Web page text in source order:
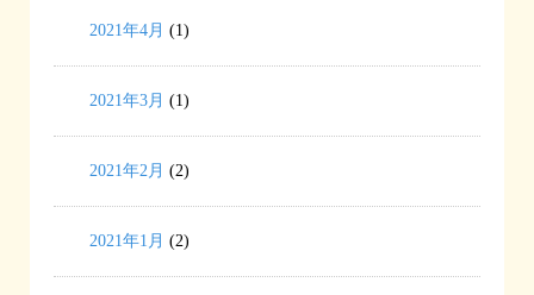
2021年4月 (1)
2021年3月 (1)
2021年2月 (2)
2021年1月 (2)